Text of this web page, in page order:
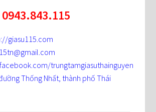
giasu115.com
trungtamgiasuthainguyen
Thống Nhất, thành phố Thái